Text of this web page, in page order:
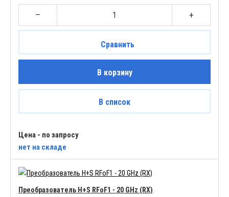
– +
Сравнить
В корзину
В список
Цена - по запросу
нет на складе
Преобразователь H+S RFoF1 - 20 GHz (RX)